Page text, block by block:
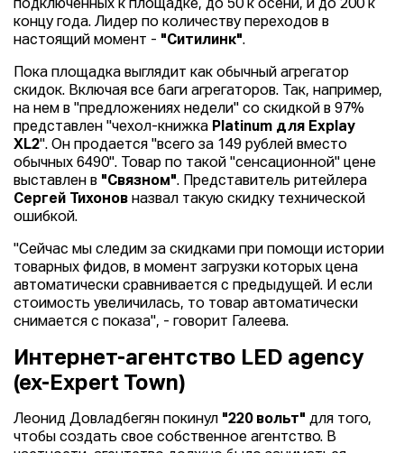
подключенных к площадке, до 50 к осени, и до 200 к
концу года. Лидер по количеству переходов в
настоящий момент - "Ситилинк".
Пока площадка выглядит как обычный агрегатор
скидок. Включая все баги агрегаторов. Так, например,
на нем в "предложениях недели" со скидкой в 97%
представлен "чехол-книжка Platinum для Explay
XL2". Он продается "всего за 149 рублей вместо
обычных 6490". Товар по такой "сенсационной" цене
выставлен в "Связном". Представитель ритейлера
Сергей Тихонов назвал такую скидку технической
ошибкой.
"Сейчас мы следим за скидками при помощи истории
товарных фидов, в момент загрузки которых цена
автоматически сравнивается с предыдущей. И если
стоимость увеличилась, то товар автоматически
снимается с показа", - говорит Галеева.
Интернет-агентство LED agency
(ex-Expert Town)
Леонид Довладбегян покинул "220 вольт" для того,
чтобы создать свое собственное агентство. В